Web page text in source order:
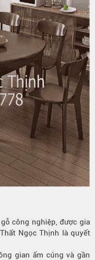
công nghiệp, được gia
Ngọc Thịnh là quyết
gian ấm cúng và gần